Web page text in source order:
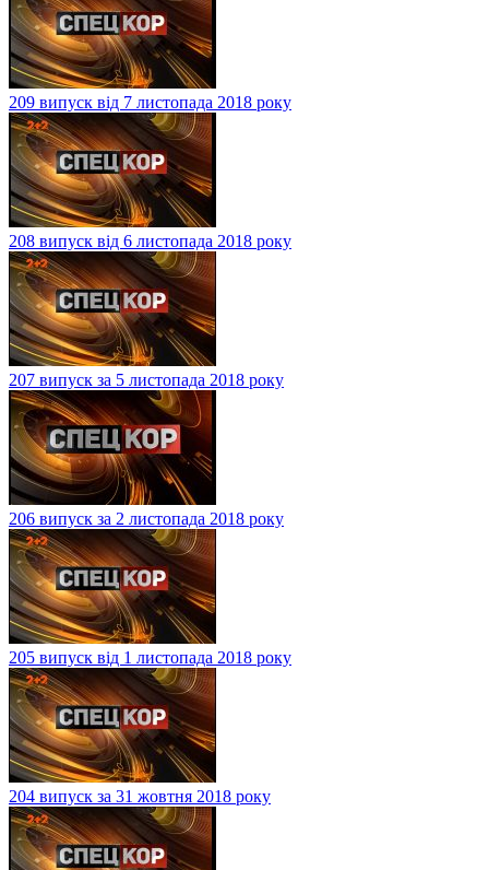
209 випуск від 7 листопада 2018 року
208 випуск від 6 листопада 2018 року
207 випуск за 5 листопада 2018 року
206 випуск за 2 листопада 2018 року
205 випуск від 1 листопада 2018 року
204 випуск за 31 жовтня 2018 року